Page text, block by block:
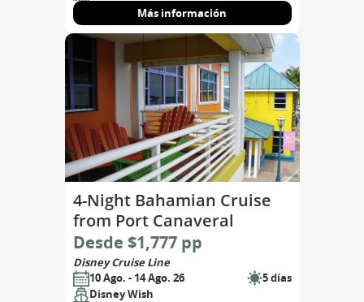
Más información
4-Night Bahamian Cruise
from Port Canaveral
Desde $1,777 pp
Disney Cruise Line
10 Ago. - 14 Ago. 26
5 días
Disney Wish